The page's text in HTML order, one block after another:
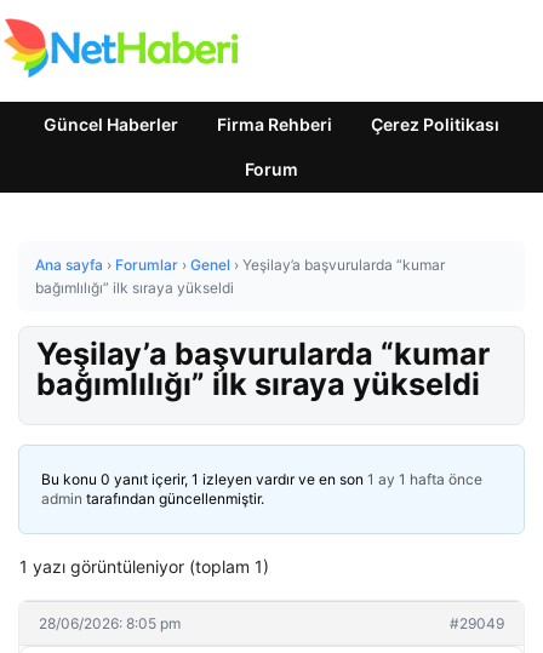
Güncel Haberler Firma Rehberi Çerez Politikası
Forum
Ana sayfa › Forumlar › Genel › Yeşilay’a başvurularda “kumar
bağımlılığı” ilk sıraya yükseldi
Yeşilay’a başvurularda “kumar
bağımlılığı” ilk sıraya yükseldi
Bu konu 0 yanıt içerir, 1 izleyen vardır ve en son 1 ay 1 hafta önce
admin tarafından güncellenmiştir.
1 yazı görüntüleniyor (toplam 1)
28/06/2026: 8:05 pm #29049